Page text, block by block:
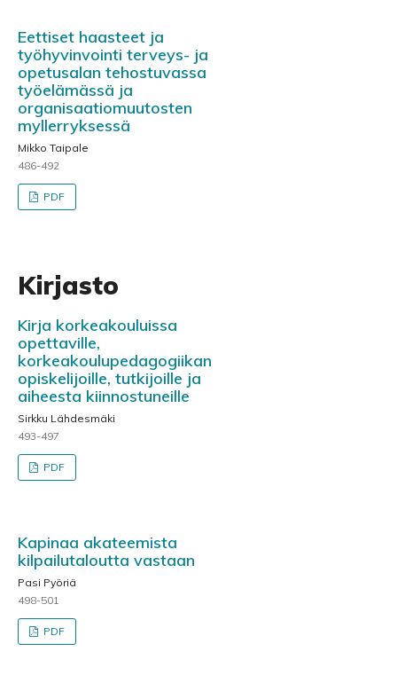
Eettiset haasteet ja
työhyvinvointi terveys- ja
opetusalan tehostuvassa
työelämässä ja
organisaatiomuutosten
myllerryksessä
Mikko Taipale
486-492
PDF
Kirjasto
Kirja korkeakouluissa
opettaville,
korkeakoulupedagogiikan
opiskelijoille, tutkijoille ja
aiheesta kiinnostuneille
Sirkku Lähdesmäki
493-497
PDF
Kapinaa akateemista
kilpailutaloutta vastaan
Pasi Pyöriä
498-501
PDF